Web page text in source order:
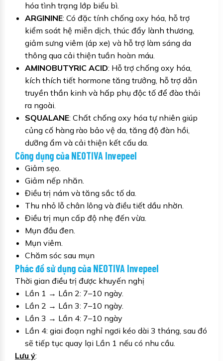
hóa tình trạng lớp biểu bì.
ARGININE: Có đặc tính chống oxy hóa, hỗ trợ
kiểm soát hệ miễn dịch, thúc đẩy lành thương,
giảm sưng viêm (áp xe) và hỗ trợ làm sáng da
thông qua cải thiện tuần hoàn máu.
AMINOBUTYRIC ACID: Hỗ trợ chống oxy hóa,
kích thích tiết hormone tăng trưởng, hỗ trợ dẫn
truyền thần kinh và hấp phụ độc tố để đào thải
ra ngoài.
SQUALANE: Chất chống oxy hóa tự nhiên giúp
củng cố hàng rào bảo vệ da, tăng độ đàn hồi,
dưỡng ẩm và cải thiện kết cấu da.
Công dụng của NEOTIVA Invepeel
Giảm sẹo.
Giảm nếp nhăn.
Điều trị nám và tăng sắc tố da.
Thu nhỏ lỗ chân lông và điều tiết dầu nhờn.
Điều trị mụn cấp độ nhẹ đến vừa.
Mụn đầu đen.
Mụn viêm.
Chăm sóc sau mụn
Phác đồ sử dụng của NEOTIVA Invepeel
Thời gian điều trị được khuyến nghị
Lần 1 → Lần 2: 7–10 ngày.
Lần 2 → Lần 3: 7–10 ngày.
Lần 3 → Lần 4: 7–10 ngày
Lần 4: giai đoạn nghỉ ngơi kéo dài 3 tháng, sau đó
sẽ tiếp tục quay lại Lần 1 nếu có nhu cầu.
Lưu ý: